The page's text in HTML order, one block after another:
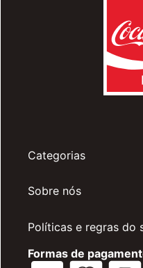
Categorias
Sobre nós
Políticas e regras do
Formas de